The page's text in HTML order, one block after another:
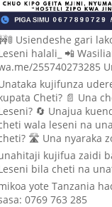
Usiendeshe gari
halali_ 📲
255740273285
kujifunza
Cheti? 📄 Una
🔄 Unajua
wala leseni na
🛣️ Una nyaraka
kujifua zaidi
bila cheti na
yote Tanzania
0769 763 285